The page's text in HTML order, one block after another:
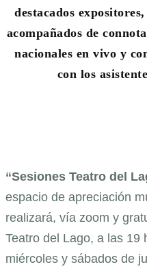
destacados
acompañados de
nacionales en vivo y
con los
“Sesiones Teatro del
espacio de apreciación
realizará, vía zoom y
Teatro del Lago, a las 19
miércoles y sábados de